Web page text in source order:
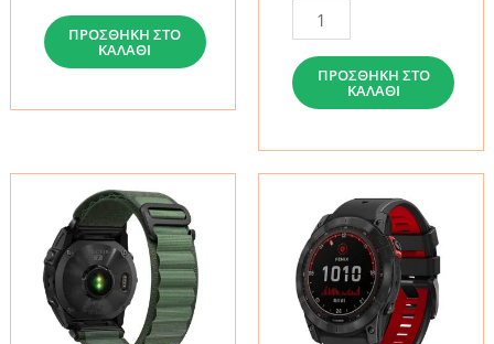
Λουράκι
Garmin
Fenix
8
51mm
Tech-
ΠΡΟΣΘΉΚΗ ΣΤΟ
ΚΑΛΆΘΙ
Λουράκι
Garmin
Fenix
5
6
Pro
/
7
ΠΡΟΣΘΉΚΗ ΣΤΟ
ΚΑΛΆΘΙ